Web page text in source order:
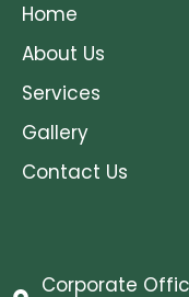
Home
About Us
Services
Gallery
Contact Us
Corporate